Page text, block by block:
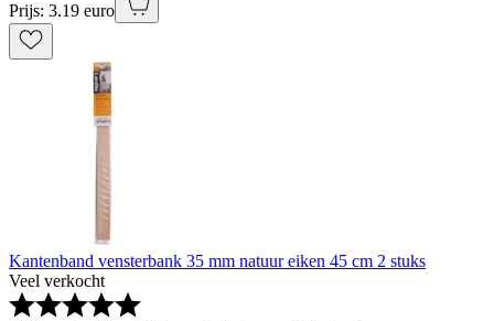
Prijs: 3.19 euro
Kantenband vensterbank 35 mm natuur eiken 45 cm 2 stuks
Veel verkocht